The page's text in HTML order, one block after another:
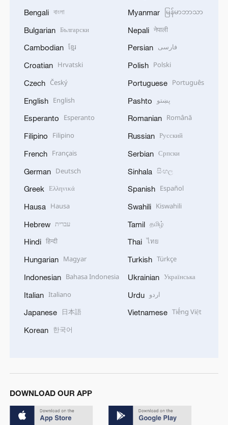
Bengali বাংলা
Bulgarian Български
Cambodian ខ្មែរ
Croatian Hrvatski
Czech Český
English English
Esperanto Esperanto
Filipino Filipino
French Français
German Deutsch
Greek Ελληνικά
Hausa Hausa
Hebrew עברית
Hindi हिन्दी
Hungarian Magyar
Indonesian Bahasa Indonesia
Italian Italiano
Japanese 日本語
Korean 한국어
Myanmar မြန်မာဘာသာ
Nepali नेपाली
Persian فارسی
Polish Polski
Portuguese Português
Pashto پښتو
Romanian Română
Russian Русский
Serbian Српски
Sinhala සිංහල
Spanish Español
Swahili Kiswahili
Tamil தமிழ்
Thai ไทย
Turkish Türkçe
Ukrainian Українська
Urdu اردو
Vietnamese Tiếng Việt
DOWNLOAD OUR APP